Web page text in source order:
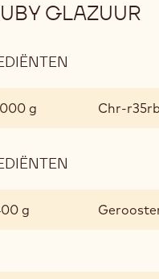
GLAZUUR
GLAZUUR
g Chr-
GLAZUUR
g